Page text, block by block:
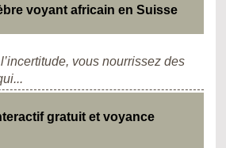
voyant africain en Suisse
vous nourrissez des
gratuit et voyance